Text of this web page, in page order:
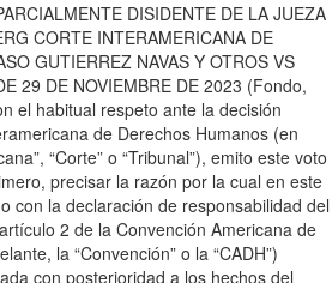
DISIDENTE DE LA JUEZA
CORTE INTERAMERICANA DE
GUTIERREZ NAVAS Y OTROS VS
29 DE NOVIEMBRE DE 2023 (Fondo,
el habitual respeto ante la decisión
de Derechos Humanos (en
“Corte” o “Tribunal”), emito este voto
precisar la razón por la cual en este
con la declaración de responsabilidad del
2 de la Convención Americana de
la “Convención” o la “CADH”)
con posterioridad a los hechos del